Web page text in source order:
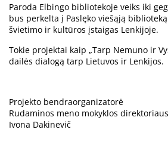
Paroda Elbingo bibliotekoje veiks iki
bus perkelta į Paslęko viešąją biblioteką
švietimo ir kultūros įstaigas Lenkijoje.
Tokie projektai kaip „Tarp Nemuno ir
dailės dialogą tarp Lietuvos ir Lenkijos.
Projekto bendraorganizatorė
Rudaminos meno mokyklos
Ivona Dakinevič